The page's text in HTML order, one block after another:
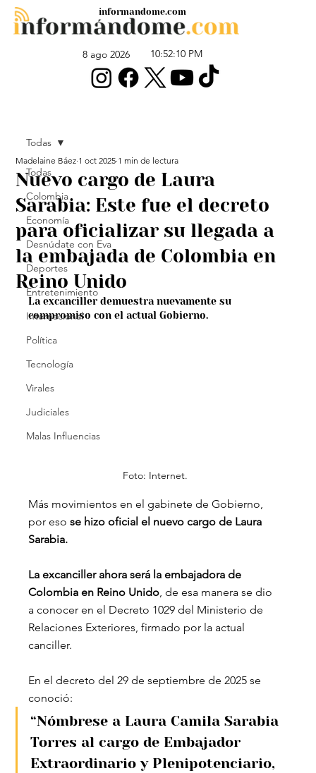
8 ago 2026 10:52:10 PM
informandome.com
Todas
Colombia
Economía
Desnúdate con Eva
Deportes
Entretenimiento
Internacional
Política
Tecnología
Virales
Judiciales
Malas Influencias
Todas
Nuevo cargo de Laura
Sarabia: Este fue el decreto
para oficializar su llegada a
la embajada de Colombia en
Reino Unido
Madelaine Báez 1 oct 2025 1 min de lectura
La excanciller demuestra nuevamente su
compromiso con el actual Gobierno.
Foto: Internet.
Más movimientos en el gabinete de Gobierno,
por eso se hizo oficial el nuevo cargo de Laura
Sarabia.
La excanciller ahora será la embajadora de
Colombia en Reino Unido , de esa manera se dio
a conocer en el Decreto 1029 del Ministerio de
Relaciones Exteriores, firmado por la actual
canciller.
En el decreto del 29 de septiembre de 2025 se
conoció:
“Nómbrese a Laura Camila Sarabia
Torres al cargo de Embajador
Extraordinario y Plenipotenciario,